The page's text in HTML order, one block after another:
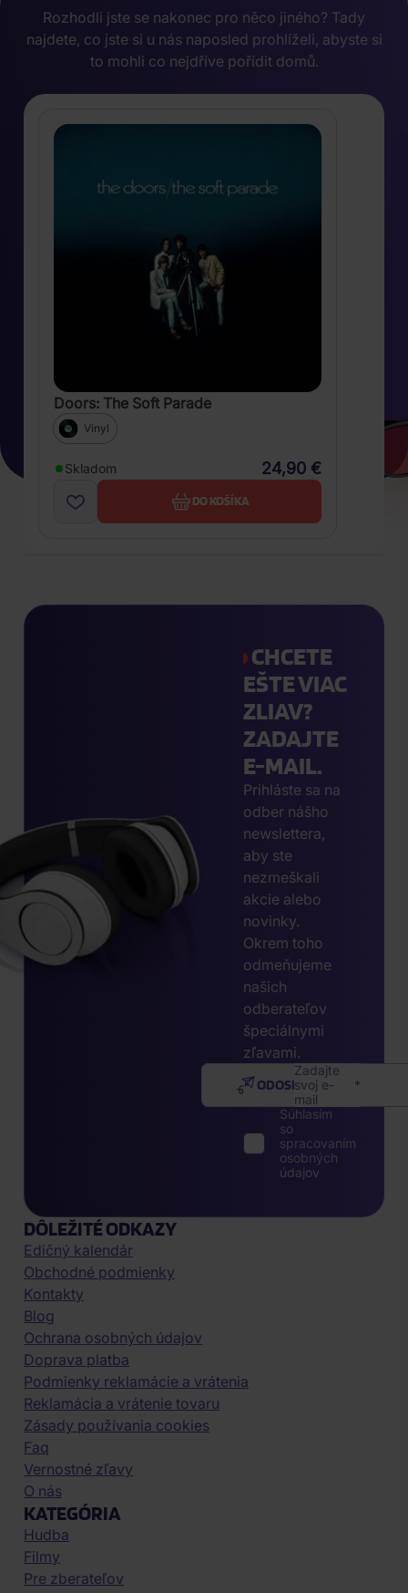
Rozhodli jste se nakonec pro něco jiného? Tady
najdete, co jste si u nás naposled prohlíželi, abyste si
to mohli co nejdříve pořídit domů.
Doors: The Soft Parade
Vinyl
Skladom 24,90 €
DO KOŠÍKA
CHCETE
EŠTE VIAC
ZLIAV?
ZADAJTE
E-MAIL.
Prihláste sa na
odber nášho
newslettera,
aby ste
nezmeškali
akcie alebo
novinky.
Okrem toho
odmeňujeme
našich
odberateľov
špeciálnymi
zľavami.
Zadajte
svoj e-
mail
ODOSLAŤ
Súhlasím
so
spracovaním
osobných
údajov
DÔLEŽITÉ ODKAZY
Edičný kalendár
Obchodné podmienky
Kontakty
Blog
Ochrana osobných údajov
Doprava platba
Podmienky reklamácie a vrátenia
Reklamácia a vrátenie tovaru
Zásady používania cookies
Faq
Vernostné zľavy
O nás
KATEGÓRIA
Hudba
Filmy
Pre zberateľov